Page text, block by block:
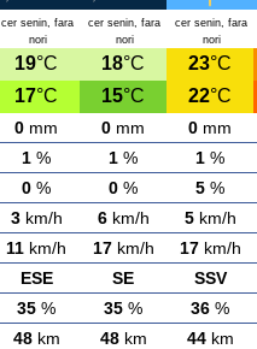
cer senin, fara
nori
cer senin, fara
nori
cer senin, fara
nori
19°C 18°C 23°C
17°C 15°C 22°C
0 mm 0 mm 0 mm
1 % 1 % 1 %
0 % 0 % 5 %
3km/h 6km/h 5km/h
11 km/h 17km/h 17km/h
ESE SE SSV
35 % 35 % 36 %
48km 48km 44km